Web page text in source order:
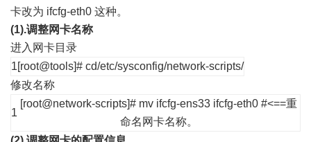
卡改为 ifcfg-eth0 这种。
(1).调整网卡名称
进入网卡目录
1[root@tools]# cd/etc/sysconfig/network-scripts/
修改名称
1
[root@network-scripts]# mv ifcfg-ens33 ifcfg-eth0 #<==重
命名网卡名称。